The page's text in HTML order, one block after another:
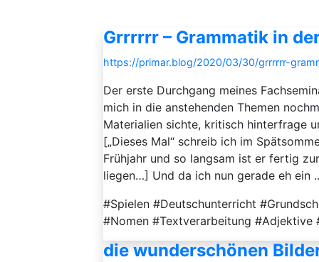
Grrrrrr – Grammatik in
https://primar.blog/2020/03/30/grrrrrr-
Der erste Durchgang meines
mich in die anstehenden Themen
Materialien sichte, kritisch hinterfrage
[„Dieses Mal“ schreib ich im
Frühjahr und so langsam ist er fertig
liegen…] Und da ich nun gerade eh ein
#Spielen #Deutschunterricht
#Nomen #Textverarbeitung #Adjektive
die wunderschönen